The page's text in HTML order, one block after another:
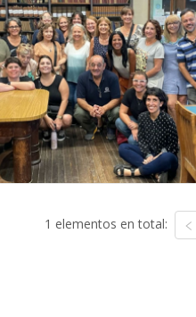
1 elementos en total: